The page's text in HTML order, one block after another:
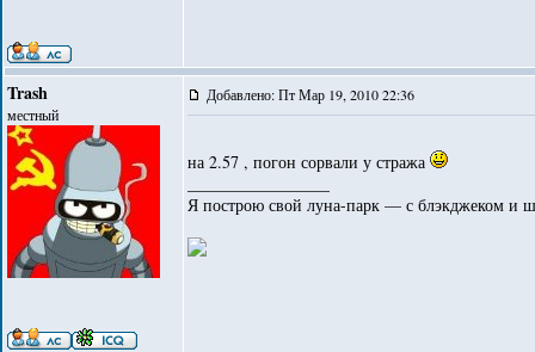
Trash
местный
Добавлено: Пт Мар 19, 2010 22:36
на 2.57 , погон сорвали у стража
Я построю свой луна-парк — с блэкджеком и